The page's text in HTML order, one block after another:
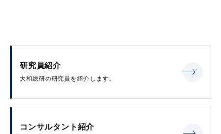
研究員紹介
大和総研の研究員を紹介します。
コンサルタント紹介